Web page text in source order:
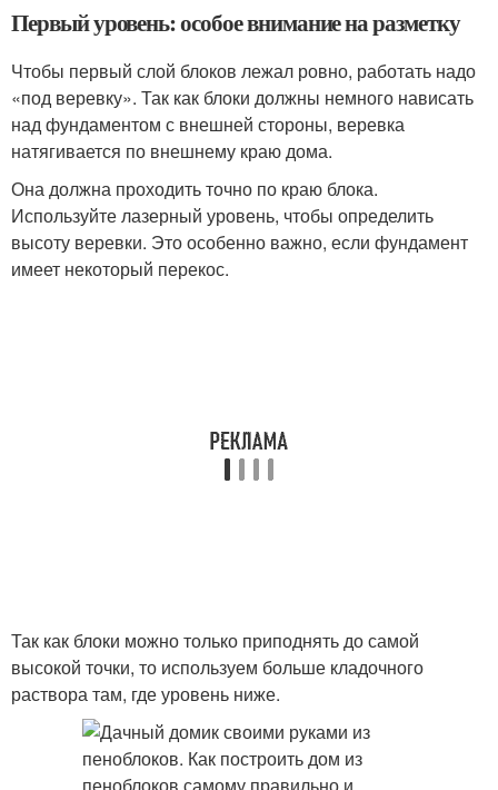
Первый уровень: особое внимание на разметку
Чтобы первый слой блоков лежал ровно, работать надо
«под веревку». Так как блоки должны немного нависать
над фундаментом с внешней стороны, веревка
натягивается по внешнему краю дома.
Она должна проходить точно по краю блока.
Используйте лазерный уровень, чтобы определить
высоту веревки. Это особенно важно, если фундамент
имеет некоторый перекос.
Так как блоки можно только приподнять до самой
высокой точки, то используем больше кладочного
раствора там, где уровень ниже.